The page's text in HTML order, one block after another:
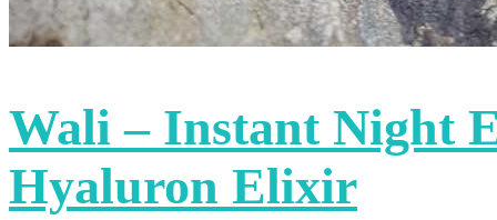
Wali – Instant Night
Hyaluron Elixir